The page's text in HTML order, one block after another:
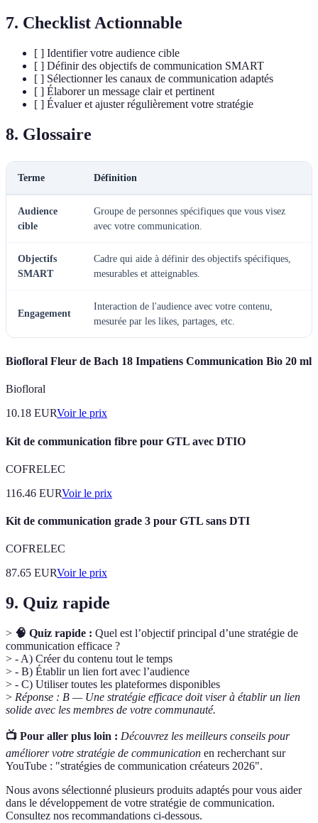
7. Checklist Actionnable
[ ] Identifier votre audience cible
[ ] Définir des objectifs de communication SMART
[ ] Sélectionner les canaux de communication adaptés
[ ] Élaborer un message clair et pertinent
[ ] Évaluer et ajuster régulièrement votre stratégie
8. Glossaire
Terme Définition
Audience
cible
Groupe de personnes spécifiques que vous visez
avec votre communication.
Objectifs
SMART
Cadre qui aide à définir des objectifs spécifiques,
mesurables et atteignables.
Engagement
Interaction de l'audience avec votre contenu,
mesurée par les likes, partages, etc.
Biofloral Fleur de Bach 18 Impatiens Communication Bio 20 ml
Biofloral
10.18 EURVoir le prix
Kit de communication fibre pour GTL avec DTIO
COFRELEC
116.46 EURVoir le prix
Kit de communication grade 3 pour GTL sans DTI
COFRELEC
87.65 EURVoir le prix
9. Quiz rapide
> 🧠 Quiz rapide : Quel est l’objectif principal d’une stratégie de
communication efficace ?
> - A) Créer du contenu tout le temps
> - B) Établir un lien fort avec l’audience
> - C) Utiliser toutes les plateformes disponibles
> Réponse : B — Une stratégie efficace doit viser à établir un lien
solide avec les membres de votre communauté.
📺 Pour aller plus loin : Découvrez les meilleurs conseils pour
améliorer votre stratégie de communication en recherchant sur
YouTube : "stratégies de communication créateurs 2026".
Nous avons sélectionné plusieurs produits adaptés pour vous aider
dans le développement de votre stratégie de communication.
Consultez nos recommandations ci-dessous.